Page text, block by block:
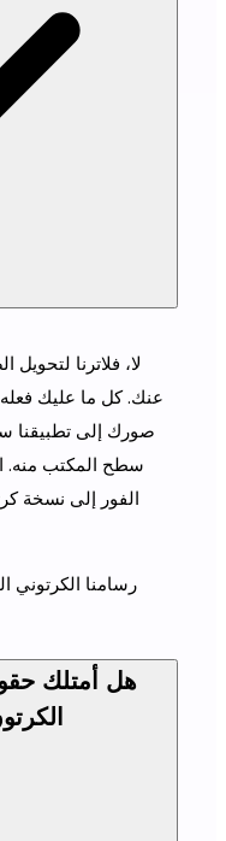
لا، فلاترنا
عنك. كل ما عليك
صورك إلى تطبيقنا
سطح المكتب منه.
الفور إلى نسخة
رسامنا الكرتوني
هل أمتلك